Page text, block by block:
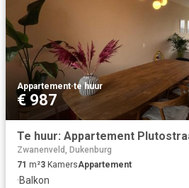
Appartement·te huur
€ 987
Te huur: Appartement
Zwanenveld, Dukenburg
71 m²3 KamersAppartement
·Balkon